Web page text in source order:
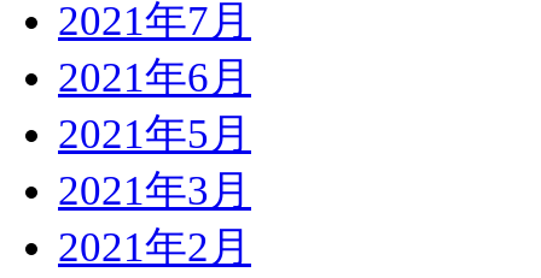
2021年7月
2021年6月
2021年5月
2021年3月
2021年2月